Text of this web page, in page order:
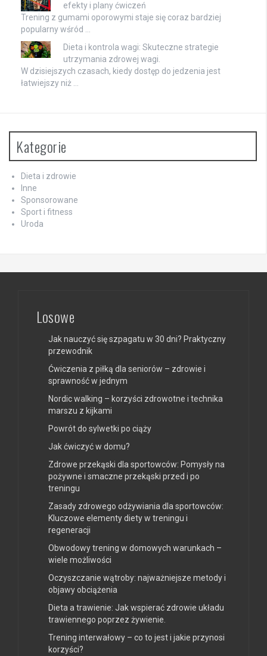
efekty i plany ćwiczeń
Trening z gumami oporowymi staje się coraz bardziej
popularny wśród …
Dieta i kontrola wagi: Skuteczne strategie
utrzymania zdrowej wagi.
W dzisiejszych czasach, kiedy dostęp do jedzenia jest
łatwiejszy niż …
Kategorie
Dieta i zdrowie
Inne
Sponsorowane
Sport i fitness
Uroda
Losowe
Jak nauczyć się szpagatu w 30 dni? Praktyczny
przewodnik
Ćwiczenia z piłką dla seniorów – zdrowie i
sprawność w jednym
Nordic walking – korzyści zdrowotne i technika
marszu z kijkami
Powrót do sylwetki po ciąży
Jak ćwiczyć w domu?
Zdrowe przekąski dla sportowców: Pomysły na
pożywne i smaczne przekąski przed i po
treningu
Zasady zdrowego odżywiania dla sportowców:
Kluczowe elementy diety w treningu i
regeneracji
Obwodowy trening w domowych warunkach –
wiele możliwości
Oczyszczanie wątroby: najważniejsze metody i
objawy obciążenia
Dieta a trawienie: Jak wspierać zdrowie układu
trawiennego poprzez żywienie.
Trening interwałowy – co to jest i jakie przynosi
korzyści?